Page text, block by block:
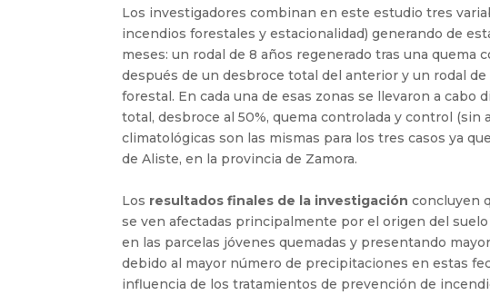
Los investigadores combinan en este estudio tres
incendios forestales y estacionalidad) generando de
meses: un rodal de 8 años regenerado tras una quema
después de un desbroce total del anterior y un rodal
forestal. En cada una de esas zonas se llevaron a
total, desbroce al 50%, quema controlada y control (sin
climatológicas son las mismas para los tres casos ya
de Aliste, en la provincia de Zamora.
Los resultados finales de la investigación concluyen
se ven afectadas principalmente por el origen del
en las parcelas jóvenes quemadas y presentando
debido al mayor número de precipitaciones en estas
influencia de los tratamientos de prevención de